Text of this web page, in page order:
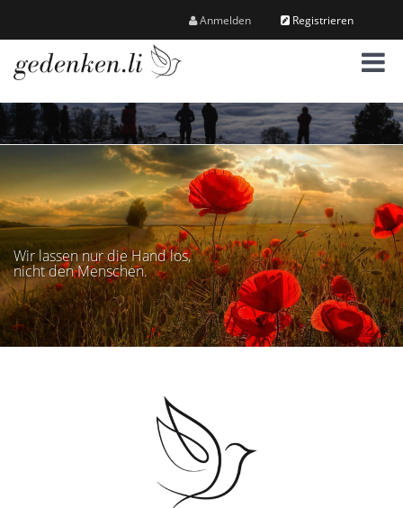
Anmelden Registrieren
M
e
n
ü
Wir lassen nur die Hand los,
nicht den Menschen.